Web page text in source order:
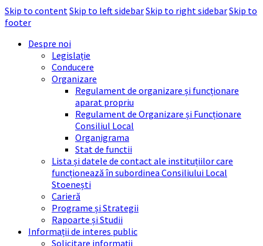
Skip to contentSkip to left sidebarSkip to right sidebarSkip to
footer
Despre noi
Legislație
Conducere
Organizare
Regulament de organizare și funcționare
aparat propriu
Regulament de Organizare și Funcționare
Consiliul Local
Organigrama
Stat de functii
Lista și datele de contact ale instituțiilor care
funcționează în subordinea Consiliului Local
Stoenești
Carieră
Programe și Strategii
Rapoarte și Studii
Informații de interes public
Solicitare informații